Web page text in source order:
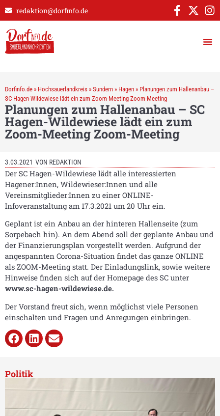
redaktion@dorfinfo.de
Dorfinfo.de » Hochsauerlandkreis » Sundern » Hagen » Planungen zum Hallenanbau –
SC Hagen-Wildewiese lädt ein zum Zoom-Meeting Zoom-Meeting
Planungen zum Hallenanbau – SC
Hagen-Wildewiese lädt ein zum
Zoom-Meeting Zoom-Meeting
3.03.2021 VON REDAKTION
Der SC Hagen-Wildewiese lädt alle interessierten
Hagener:Innen, Wildewieser:Innen und alle
Vereinsmitglieder:Innen zu einer ONLINE-
Infoveranstaltung am 17.3.2021 um 20 Uhr ein.
Geplant ist ein Anbau an der hinteren Hallenseite (zum
Sorpebach hin). An dem Abend soll der geplante Anbau und
der Finanzierungsplan vorgestellt werden. Aufgrund der
angespannten Corona-Situation findet das ganze ONLINE
als ZOOM-Meeting statt. Der Einladungslink, sowie weitere
Hinweise finden sich auf der Homepage des SC unter
www.sc-hagen-wildewiese.de.
Der Vorstand freut sich, wenn möglichst viele Personen
einschalten und Fragen und Anregungen einbringen.
Politik